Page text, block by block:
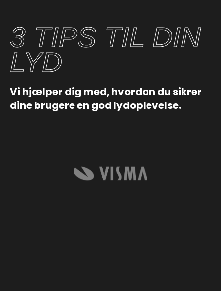
3 TIPS TIL DIN
LYD
Vi hjælper dig med, hvordan du sikrer
dine brugere en god lydoplevelse.